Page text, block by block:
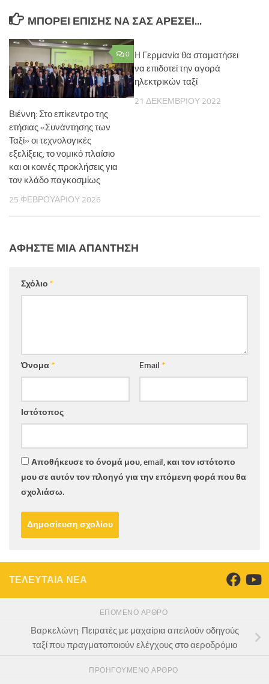
ΜΠΟΡΕΊ ΕΠΊΣΗΣ ΝΑ ΣΑΣ ΑΡΈΣΕΙ...
0
Βιέννη: Στο επίκεντρο της
ετήσιας «Συνάντησης των
Ταξί» οι τεχνολογικές
εξελίξεις, το νομικό πλαίσιο
και οι κοινές προκλήσεις για
τον κλάδο παγκοσμίως
25 ΦΕΒΡΟΥΑΡΊΟΥ 2026
H Γερμανία θα σταματήσει
να επιδοτεί την αγορά
ηλεκτρικών ταξί
21 ΔΕΚΕΜΒΡΊΟΥ 2022
ΑΦΉΣΤΕ ΜΙΑ ΑΠΆΝΤΗΣΗ
Σχόλιο *
Όνομα* Email *
Ιστότοπος
Αποθήκευσε το όνομά μου, email, και τον ιστότοπο
μου σε αυτόν τον πλοηγό για την επόμενη φορά που θα
σχολιάσω.
ΤΕΛΕΥΤΑΙΑ ΝΕΑ
ΕΠΌΜΕΝΟ ΆΡΘΡΟ
Βαρκελώνη: Πειρατές με μαχαίρια απειλούν οδηγούς
ταξί που πραγματοποιούν ελέγχους στο αεροδρόμιο
ΠΡΟΗΓΟΎΜΕΝΟ ΆΡΘΡΟ